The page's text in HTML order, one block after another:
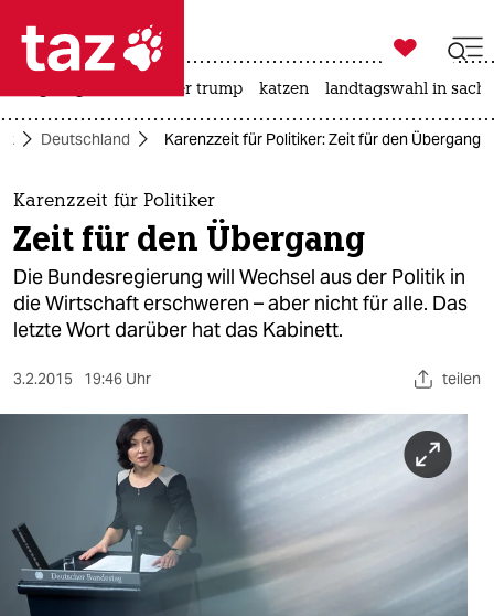
 taz zahl ich
taz zahl ich
themen
politik
öko
nord
wahrheit

taz zahl ich
usa unter trump katzen landtagswahl in
Deutschland Karenzzeit für Politiker: Zeit für den Übergang
Karenzzeit für Politiker
Zeit für den Übergang
Die Bundesregierung will Wechsel aus der Politik in
die Wirtschaft erschweren – aber nicht für alle. Das
letzte Wort darüber hat das Kabinett.
3.2.2015 19:46 Uhr teilen